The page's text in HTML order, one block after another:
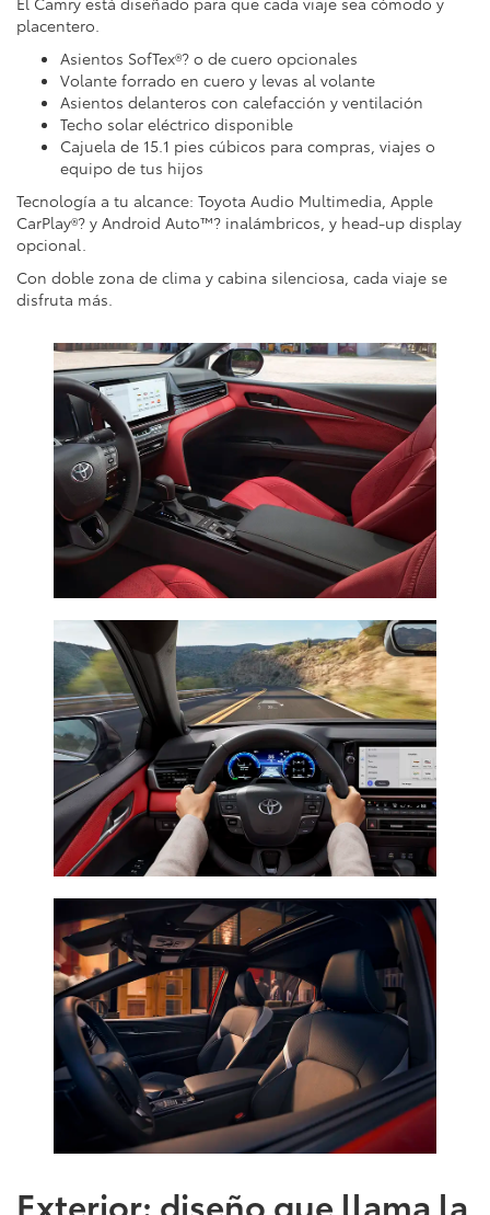
placentero.
Asientos SofTex®? o de cuero opcionales
Volante forrado en cuero y levas al volante
Asientos delanteros con calefacción y ventilación
Techo solar eléctrico disponible
Cajuela de 15.1 pies cúbicos para compras, viajes o
equipo de tus hijos
Tecnología a tu alcance: Toyota Audio Multimedia, Apple
CarPlay®? y Android Auto™? inalámbricos, y head-up display
opcional.
Con doble zona de clima y cabina silenciosa, cada viaje se
disfruta más.
Exterior: diseño que llama la